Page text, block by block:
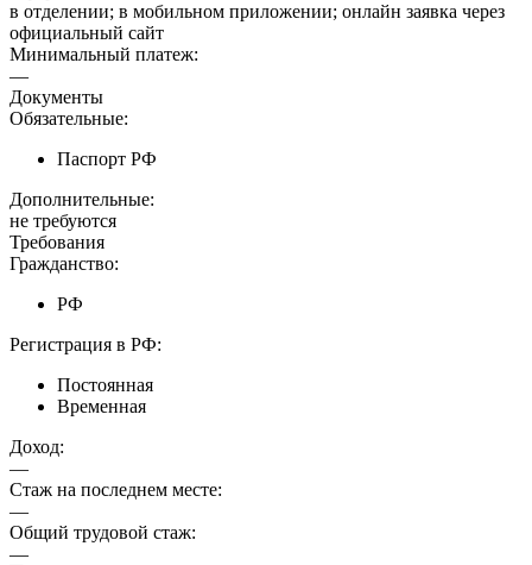
в отделении; в мобильном приложении; онлайн заявка через
официальный сайт
Минимальный платеж:
—
Документы
Обязательные:
Паспорт РФ
Дополнительные:
не требуются
Требования
Гражданство:
РФ
Регистрация в РФ:
Постоянная
Временная
Доход:
—
Стаж на последнем месте:
—
Общий трудовой стаж:
—